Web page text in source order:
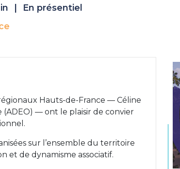
En présentiel
Hauts-de-France — Céline
(ADEO) — ont le plaisir de convier
sur l’ensemble du territoire
et de dynamisme associatif.